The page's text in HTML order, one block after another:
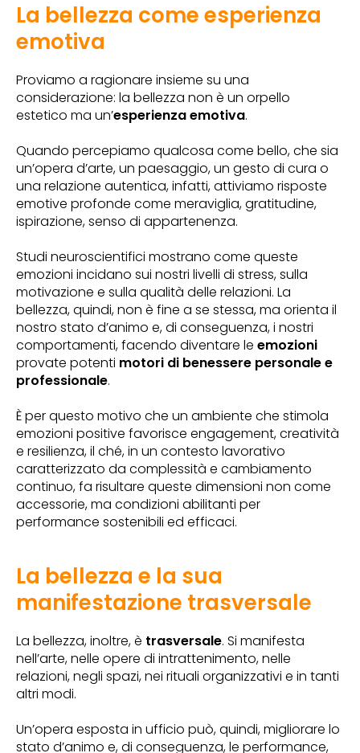
La bellezza come esperienza
emotiva
Proviamo a ragionare insieme su una
considerazione: la bellezza non è un orpello
estetico ma un’esperienza emotiva.
Quando percepiamo qualcosa come bello, che sia
un’opera d’arte, un paesaggio, un gesto di cura o
una relazione autentica, infatti, attiviamo risposte
emotive profonde come meraviglia, gratitudine,
ispirazione, senso di appartenenza.
Studi neuroscientifici mostrano come queste
emozioni incidano sui nostri livelli di stress, sulla
motivazione e sulla qualità delle relazioni. La
bellezza, quindi, non è fine a se stessa, ma orienta il
nostro stato d’animo e, di conseguenza, i nostri
comportamenti, facendo diventare le emozioni
provate potenti motori di benessere personale e
professionale.
È per questo motivo che un ambiente che stimola
emozioni positive favorisce engagement, creatività
e resilienza, il ché, in un contesto lavorativo
caratterizzato da complessità e cambiamento
continuo, fa risultare queste dimensioni non come
accessorie, ma condizioni abilitanti per
performance sostenibili ed efficaci.
La bellezza e la sua
manifestazione trasversale
La bellezza, inoltre, è trasversale. Si manifesta
nell’arte, nelle opere di intrattenimento, nelle
relazioni, negli spazi, nei rituali organizzativi e in tanti
altri modi.
Un’opera esposta in ufficio può, quindi, migliorare lo
stato d’animo e, di conseguenza, le performance,